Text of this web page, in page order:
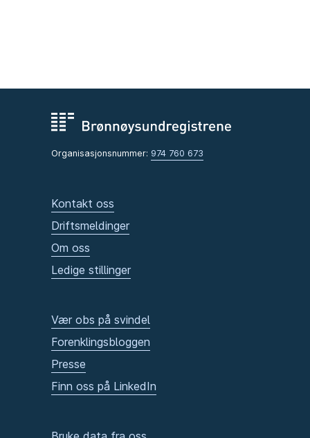
Organisasjonsnummer: 974 760 673
Kontakt oss
Driftsmeldinger
Om oss
Ledige stillinger
Vær obs på svindel
Forenklingsbloggen
Presse
Finn oss på LinkedIn